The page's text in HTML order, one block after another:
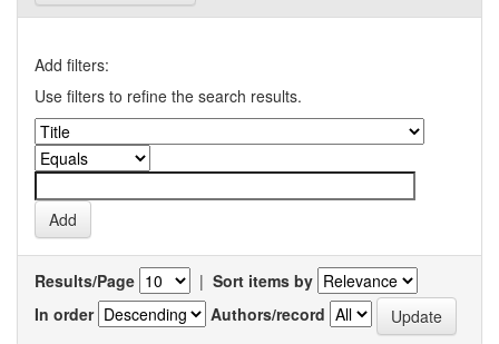
Add filters:
Use filters to refine the search results.
Results/Page | Sort items by
In order
Authors/record